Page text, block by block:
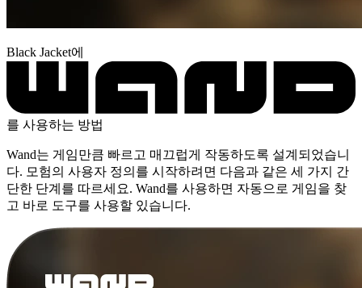
Black Jacket에
를 사용하는 방법
Wand는 게임만큼 빠르고 매끄럽게 작동하도록 설계되었습니
다. 모험의 사용자 정의를 시작하려면 다음과 같은 세 가지 간
단한 단계를 따르세요. Wand를 사용하면 자동으로 게임을 찾
고 바로 도구를 사용할 있습니다.